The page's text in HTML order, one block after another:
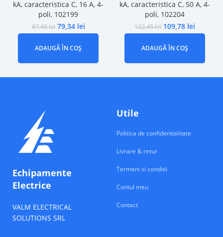
kA, caracteristica C, 16 A, 4-
poli, 102199
87,48lei 79,34 lei
ADAUGĂ ÎN COȘ
kA, caracteristica C, 50 A, 4-
poli, 102204
122,45lei 109,78 lei
ADAUGĂ ÎN COȘ
Echipamente
Electrice
VALM ELECTRICAL
SOLUTIONS SRL
Utile
Politica de confidentialitate
Livrare & retur
Termeni si conditii
Contul meu
Contact